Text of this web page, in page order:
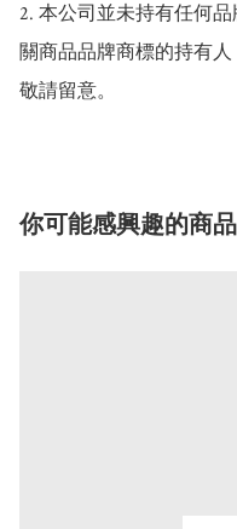
2. 本公司並未持有任何
關商品品牌商標的持有
敬請留意。
你可能感興趣的商品